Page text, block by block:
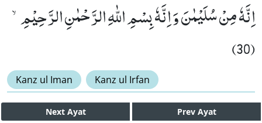
اِنَّهٗ مِنْ سُلَیْمٰنَ وَ اِنَّهٗ بِسْمِ اللّٰهِ الرَّحْمٰنِ الرَّحِیْمِۙ
(30)
Kanz ul Iman Kanz ul Irfan
Next Ayat Prev Ayat